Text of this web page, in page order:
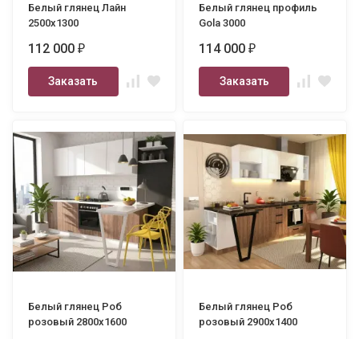
Белый глянец Лайн
2500х1300
112 000₽
Заказать
Белый глянец профиль
Gola 3000
114 000₽
Заказать
Белый глянец Роб
розовый 2800х1600
Белый глянец Роб
розовый 2900х1400